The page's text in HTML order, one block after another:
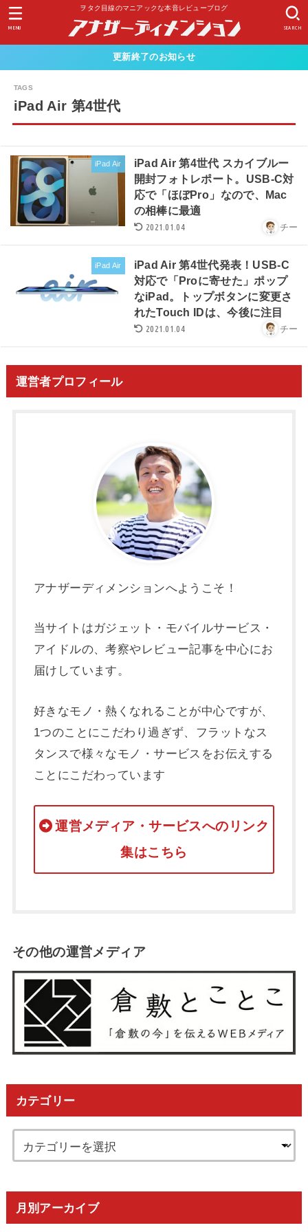
ヲタク目線のマニアックな本音レビューブログ
SEARCH
MENU
更新終了のお知らせ
iPad Air 第4世代
iPad Air
iPad Air 第4世代 スカイブルー
開封フォトレポート。USB-C対
応で「ほぼPro」なので、Mac
の相棒に最適
2021.01.04 チー
iPad Air
iPad Air 第4世代発表！USB-C
対応で「Proに寄せた」ポップ
なiPad。トップボタンに変更さ
れたTouch IDは、今後に注目
2021.01.04 チー
運営者プロフィール
アナザーディメンションへようこそ！
当サイトはガジェット・モバイルサービス・
アイドルの、考察やレビュー記事を中心にお
届けしています。
好きなモノ・熱くなれることが中心ですが、
1つのことにこだわり過ぎず、フラットなス
タンスで様々なモノ・サービスをお伝えする
ことにこだわっています
運営メディア・サービスへのリンク
集はこちら
その他の運営メディア
カテゴリー
月別アーカイブ